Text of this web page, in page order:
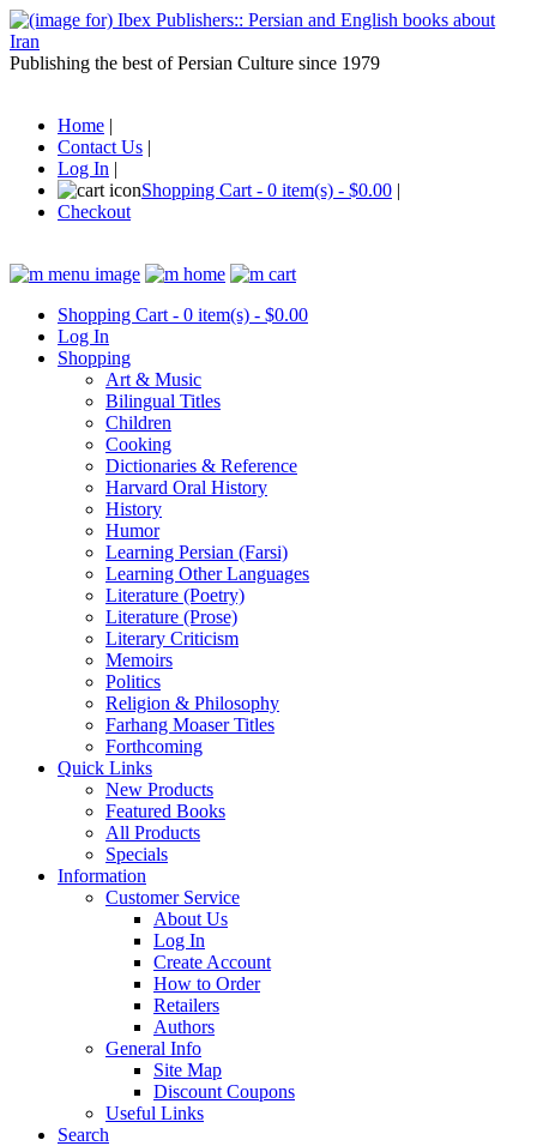
Publishing the best of Persian Culture since 1979
Home |
Contact Us |
Log In |
Shopping Cart - 0 item(s) - $0.00 |
Checkout
Shopping Cart - 0 item(s) - $0.00
Log In
Shopping
Art & Music
Bilingual Titles
Children
Cooking
Dictionaries & Reference
Harvard Oral History
History
Humor
Learning Persian (Farsi)
Learning Other Languages
Literature (Poetry)
Literature (Prose)
Literary Criticism
Memoirs
Politics
Religion & Philosophy
Farhang Moaser Titles
Forthcoming
Quick Links
New Products
Featured Books
All Products
Specials
Information
Customer Service
About Us
Log In
Create Account
How to Order
Retailers
Authors
General Info
Site Map
Discount Coupons
Useful Links
Search